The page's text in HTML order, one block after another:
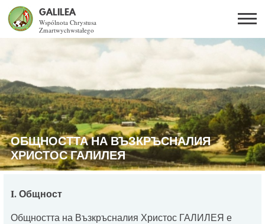
GALILEA
Wspólnota Chrystusa
Zmartwychwstałego
Szukaj
CO DAJE ŻYCIE Z JEZUSEM?
SPOTKANIA OTWARTE
DLA KOGO?
WSPÓLNOTA
ОБЩНОСТТА НА ВЪЗКРЪСНАЛИЯ
ХРИСТОС ГАЛИЛЕЯ
I. Общност
Общността на Възкръсналия Христос ГАЛИЛЕЯ е